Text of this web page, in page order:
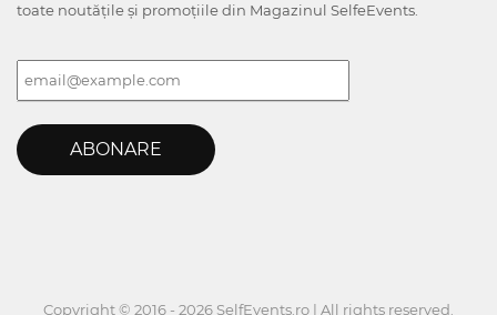
toate noutățile și promoțiile din Magazinul SelfeEvents.
ABONARE
Copyright © 2016 - 2026 SelfEvents.ro | All rights reserved.